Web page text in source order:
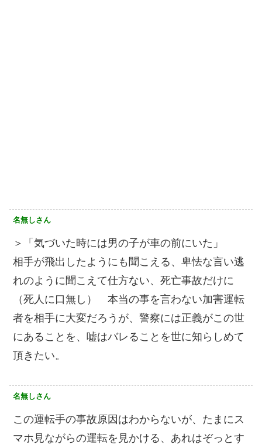
名無しさん
＞「気づいた時には男の子が車の前にいた」
相手が飛出したようにも聞こえる、卑怯な言い逃
れのように聞こえて仕方ない、死亡事故だけに
（死人に口無し） 本当の事を言わない加害運転
者を相手に大変だろうが、警察には正義がこの世
にあることを、嘘はバレることを世に知らしめて
頂きたい。
名無しさん
この運転手の事故原因はわからないが、たまにス
マホ見ながらの運転を見かける、あれはぞっとす